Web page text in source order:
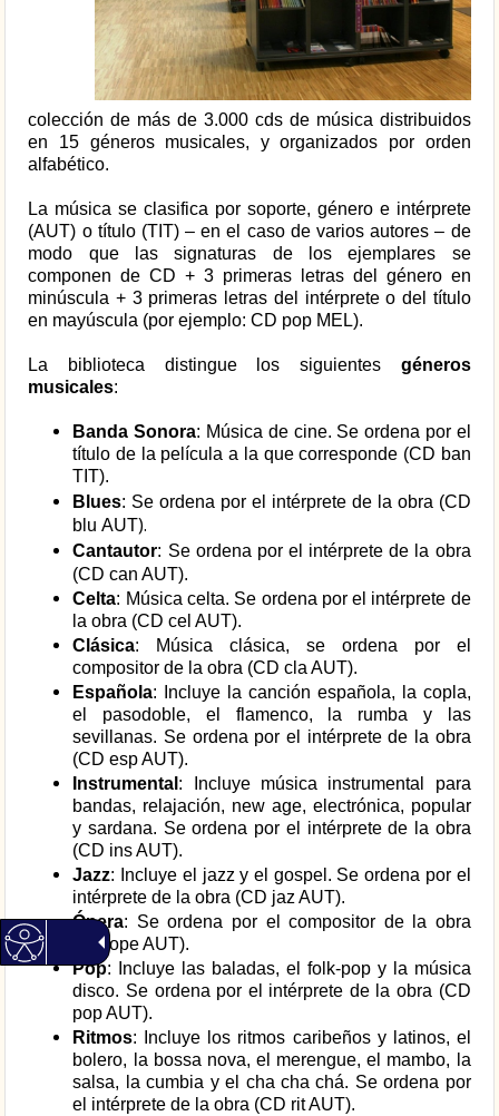
colección de más de 3.000 cds de música distribuidos
en 15 géneros musicales, y organizados por orden
alfabético.
La música se clasifica por soporte, género e intérprete
(AUT) o título (TIT) – en el caso de varios autores – de
modo que las signaturas de los ejemplares se
componen de CD + 3 primeras letras del género en
minúscula + 3 primeras letras del intérprete o del título
en mayúscula (por ejemplo: CD pop MEL).
La biblioteca distingue los siguientes géneros
musicales:
Banda Sonora: Música de cine. Se ordena por el
título de la película a la que corresponde (CD ban
TIT).
Blues: Se ordena por el intérprete de la obra (CD
blu AUT).
Cantautor: Se ordena por el intérprete de la obra
(CD can AUT).
Celta: Música celta. Se ordena por el intérprete de
la obra (CD cel AUT).
Clásica: Música clásica, se ordena por el
compositor de la obra (CD cla AUT).
Española: Incluye la canción española, la copla,
el pasodoble, el flamenco, la rumba y las
sevillanas. Se ordena por el intérprete de la obra
(CD esp AUT).
Instrumental : Incluye música instrumental para
bandas, relajación, new age, electrónica, popular
y sardana. Se ordena por el intérprete de la obra
(CD ins AUT).
Jazz: Incluye el jazz y el gospel. Se ordena por el
intérprete de la obra (CD jaz AUT).
Ópera: Se ordena por el compositor de la obra
(CD ope AUT).
Pop: Incluye las baladas, el folk-pop y la música
disco. Se ordena por el intérprete de la obra (CD
pop AUT).
Ritmos: Incluye los ritmos caribeños y latinos, el
bolero, la bossa nova, el merengue, el mambo, la
salsa, la cumbia y el cha cha chá. Se ordena por
el intérprete de la obra (CD rit AUT).